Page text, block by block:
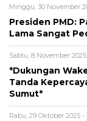
Minggu, 30 November
Presiden PMD:
Lama Sangat
Sabtu, 8 November 2025
*Dukungan
Tanda
Sumut*
Rabu, 29 Oktober 2025 -